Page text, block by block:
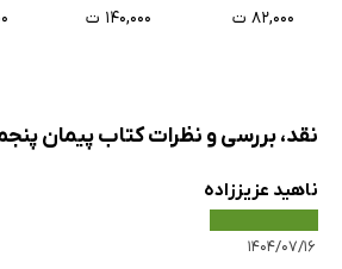
۸۲,۰۰۰ ت
۱۴۰,۰۰۰ ت
نقد، بررسی و نظرات کتاب پیمان
ناهید عزیززاده
۱۴۰۴/۰۷/۱۶